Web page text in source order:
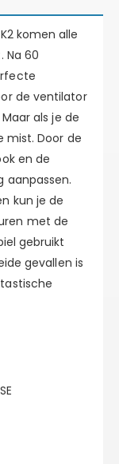
komen alle
60
de ventilator
als je de
mist. Door de
en de
aanpassen.
kun je de
met de
gebruikt
gevallen is